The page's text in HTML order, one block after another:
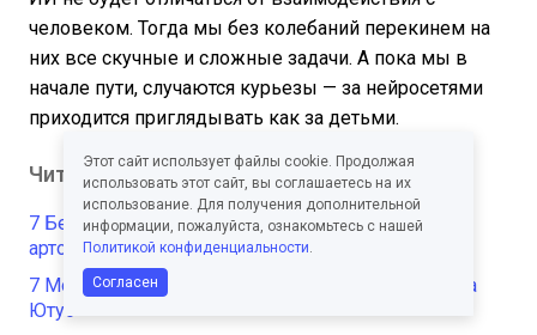
человеком. Тогда мы без колебаний перекинем на
них все скучные и сложные задачи. А пока мы в
начале пути, случаются курьезы — за нейросетями
приходится приглядывать как за детьми.
Читайте также
7 Бесплатных ИИ-сервисов для создания Аниме
артов
7 Мощных ИИ-сервисов для создания превью на
Ютуб
Этот сайт использует файлы cookie. Продолжая
использовать этот сайт, вы соглашаетесь на их
использование. Для получения дополнительной
информации, пожалуйста, ознакомьтесь с нашей
Политикой конфиденциальности.
Согласен